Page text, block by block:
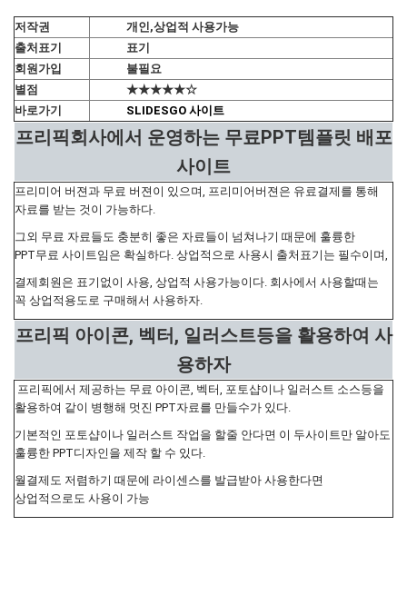
저작권
개인,상업적 사용가능
출처표기
표기
회원가입
불필요
별점
★★★★★☆
바로가기
SLIDESGO 사이트
프리픽회사에서 운영하는 무료PPT템플릿 배포
사이트
프리미어 버젼과 무료 버젼이 있으며, 프리미어버젼은 유료결제를 통해
자료를 받는 것이 가능하다.
그외 무료 자료들도 충분히 좋은 자료들이 넘쳐나기 때문에 훌륭한
PPT무료 사이트임은 확실하다. 상업적으로 사용시 출처표기는 필수이며,
결제회원은 표기없이 사용, 상업적 사용가능이다. 회사에서 사용할때는
꼭 상업적용도로 구매해서 사용하자.
프리픽 아이콘, 벡터, 일러스트등을 활용하여 사
용하자
프리픽에서 제공하는 무료 아이콘, 벡터, 포토샵이나 일러스트 소스등을
활용하여 같이 병행해 멋진 PPT자료를 만들수가 있다.
기본적인 포토샵이나 일러스트 작업을 할줄 안다면 이 두사이트만 알아도
훌륭한 PPT디자인을 제작 할 수 있다.
월결제도 저렴하기 때문에 라이센스를 발급받아 사용한다면
상업적으로도 사용이 가능